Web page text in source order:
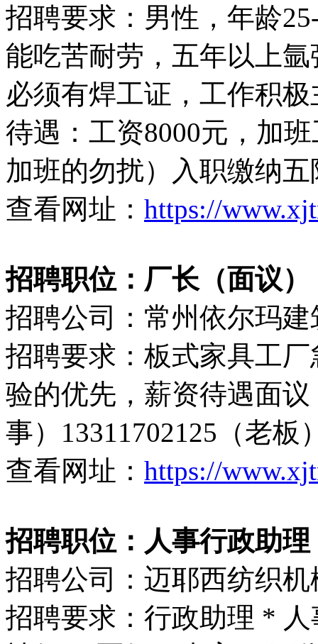
招聘要求：男性，年龄
能吃苦耐劳，五年以上
必须有焊工证，工作积
待遇：工资8000元，加
加班的勿扰）入职缴纳
查看网址： https://
招聘职位：厂长（面议）
招聘公司：常州依尔玛
招聘要求：板式家具工
验的优先，薪资待遇面议
事）13311702125（老板
查看网址： https://
招聘职位：人事行政助
招聘公司：迈耶西纺织
招聘要求：行政助理 *